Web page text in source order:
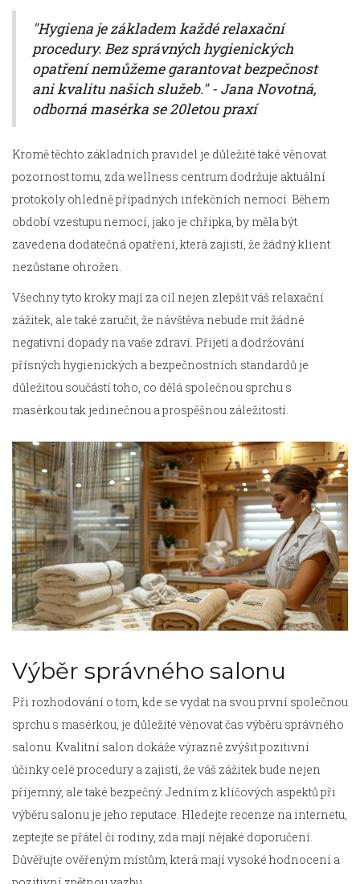
"Hygiena je základem každé relaxační
procedury. Bez správných hygienických
opatření nemůžeme garantovat bezpečnost
ani kvalitu našich služeb." - Jana Novotná,
odborná masérka se 20letou praxí
Kromě těchto základních pravidel je důležité také věnovat
pozornost tomu, zda wellness centrum dodržuje aktuální
protokoly ohledně případných infekčních nemocí. Během
období vzestupu nemocí, jako je chřipka, by měla být
zavedena dodatečná opatření, která zajistí, že žádný klient
nezůstane ohrožen.
Všechny tyto kroky mají za cíl nejen zlepšit váš relaxační
zážitek, ale také zaručit, že návštěva nebude mít žádné
negativní dopady na vaše zdraví. Přijetí a dodržování
přísných hygienických a bezpečnostních standardů je
důležitou součástí toho, co dělá společnou sprchu s
masérkou tak jedinečnou a prospěšnou záležitostí.
Výběr správného salonu
Při rozhodování o tom, kde se vydat na svou první společnou
sprchu s masérkou, je důležité věnovat čas výběru správného
salonu. Kvalitní salon dokáže výrazně zvýšit pozitivní
účinky celé procedury a zajistí, že váš zážitek bude nejen
příjemný, ale také bezpečný. Jedním z klíčových aspektů při
výběru salonu je jeho reputace. Hledejte recenze na internetu,
zeptejte se přátel či rodiny, zda mají nějaké doporučení.
Důvěřujte ověřeným místům, která mají vysoké hodnocení a